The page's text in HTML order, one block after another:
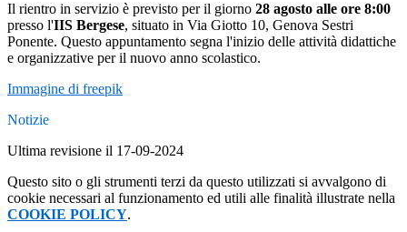
Il rientro in servizio è previsto per il giorno 28 agosto alle ore 8:00
presso l'IIS Bergese, situato in Via Giotto 10, Genova Sestri
Ponente. Questo appuntamento segna l'inizio delle attività didattiche
e organizzative per il nuovo anno scolastico.
Immagine di freepik
Notizie
Ultima revisione il 17-09-2024
Questo sito o gli strumenti terzi da questo utilizzati si avvalgono di
cookie necessari al funzionamento ed utili alle finalità illustrate nella
COOKIE POLICY.